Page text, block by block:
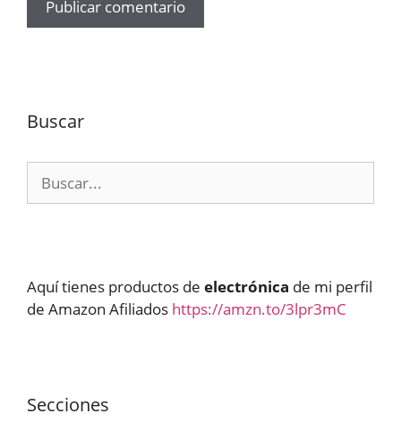
Buscar
Aquí tienes productos de electrónica de mi perfil
de Amazon Afiliados https://amzn.to/3lpr3mC
Secciones